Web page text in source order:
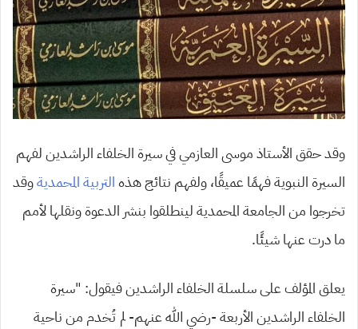
وقد حقق الأستاذ موسى العازمي في سيرة الخلفاء الراشدين لفهم
السيرة النبوية فهمًا عميقًا، ولفهم نتائج هذهالتربية المحمديةوقد
تخرجوا من الجامعة المحمدية لينطلقوا بنشر الدعوة ونقلها لأمم
ما درت عنها شيئًا.
يعلق المؤلف على سلسلة الخلفاء الراشدين فيقول: “سيرة
الخلفاء الراشدين الأربعة -رضي الله عنهم- لم تُخدم من ناحية